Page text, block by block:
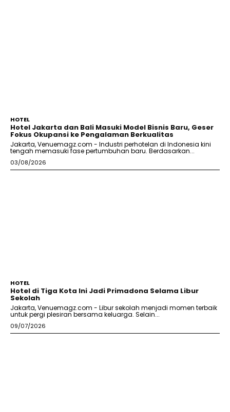
HOTEL
Hotel Jakarta dan Bali Masuki Model Bisnis Baru, Geser
Fokus Okupansi ke Pengalaman Berkualitas
Jakarta, Venuemagz.com - Industri perhotelan di Indonesia kini
tengah memasuki fase pertumbuhan baru. Berdasarkan...
03/08/2026
HOTEL
Hotel di Tiga Kota Ini Jadi Primadona Selama Libur
Sekolah
Jakarta, Venuemagz.com - Libur sekolah menjadi momen terbaik
untuk pergi plesiran bersama keluarga. Selain...
09/07/2026